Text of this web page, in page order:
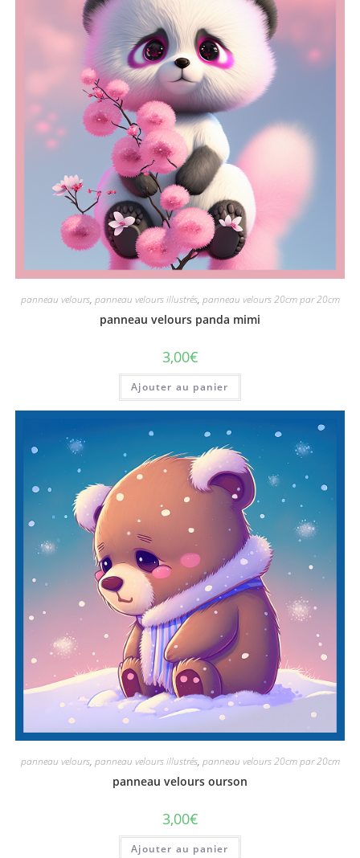
panneau velours, panneau velours illustrés, panneau velours 20cm par 20cm
panneau velours panda mimi
3,00€
Ajouter au panier
panneau velours, panneau velours illustrés, panneau velours 20cm par 20cm
panneau velours ourson
3,00€
Ajouter au panier